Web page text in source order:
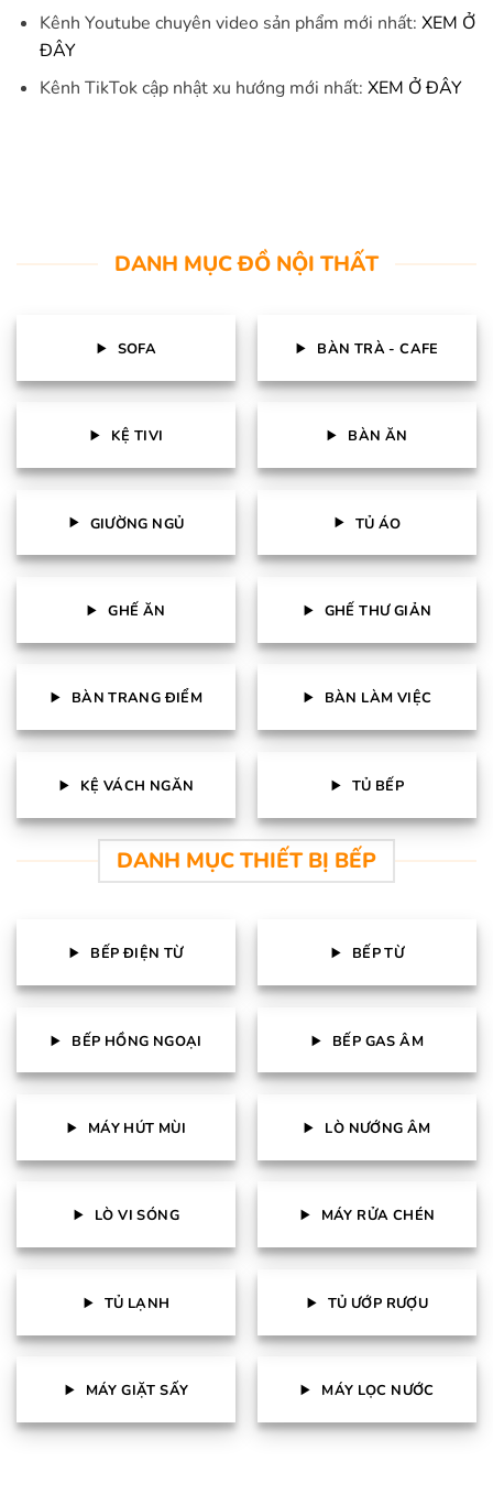
Kênh Youtube chuyên video sản phẩm mới nhất: XEM Ở
ĐÂY
Kênh TikTok cập nhật xu hướng mới nhất: XEM Ở ĐÂY
DANH MỤC ĐỒ NỘI THẤT
SOFA BÀN TRÀ - CAFE
KỆ TIVI BÀN ĂN
GIƯỜNG NGỦ TỦ ÁO
GHẾ ĂN GHẾ THƯ GIẢN
BÀN TRANG ĐIỂM BÀN LÀM VIỆC
KỆ VÁCH NGĂN TỦ BẾP
DANH MỤC THIẾT BỊ BẾP
BẾP ĐIỆN TỪ BẾP TỪ
BẾP HỒNG NGOẠI BẾP GAS ÂM
MÁY HÚT MÙI LÒ NƯỚNG ÂM
LÒ VI SÓNG MÁY RỬA CHÉN
TỦ LẠNH TỦ ƯỚP RƯỢU
MÁY GIẶT SẤY MÁY LỌC NƯỚC